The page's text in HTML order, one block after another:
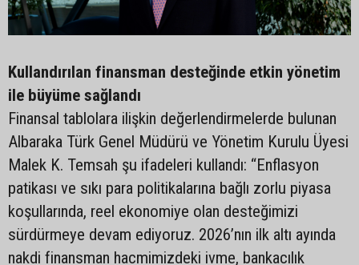
Kullandırılan finansman desteğinde etkin yönetim
ile büyüme sağlandı
Finansal tablolara ilişkin değerlendirmelerde bulunan
Albaraka Türk Genel Müdürü ve Yönetim Kurulu Üyesi
Malek K. Temsah şu ifadeleri kullandı: “Enflasyon
patikası ve sıkı para politikalarına bağlı zorlu piyasa
koşullarında, reel ekonomiye olan desteğimizi
sürdürmeye devam ediyoruz. 2026’nın ilk altı ayında
nakdi finansman hacmimizdeki ivme, bankacılık